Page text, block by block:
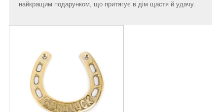
найкращим подарунком, що притягує в дім щастя й удачу.